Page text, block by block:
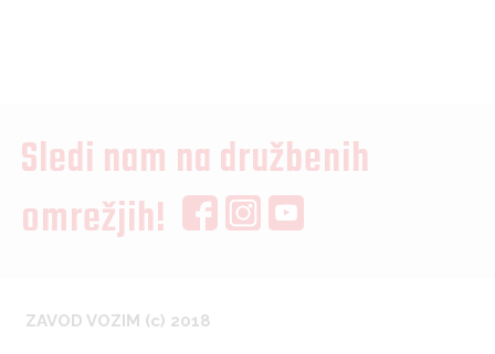
Sledi nam na družbenih
omrežjih!
ZAVOD VOZIM (c) 2018